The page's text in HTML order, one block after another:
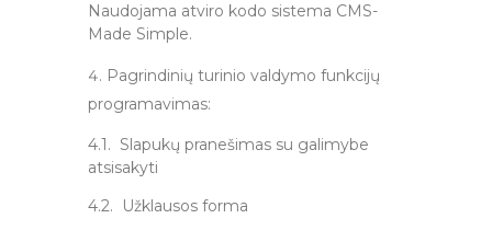
Naudojama atviro kodo sistema CMS-
Made Simple.
Pagrindinių turinio valdymo funkcijų
programavimas:
4.1. Slapukų pranešimas su galimybe
atsisakyti
4.2. Užklausos forma